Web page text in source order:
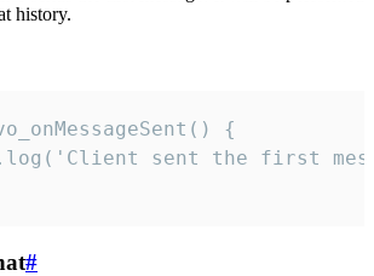
history.
{
sent the first
#